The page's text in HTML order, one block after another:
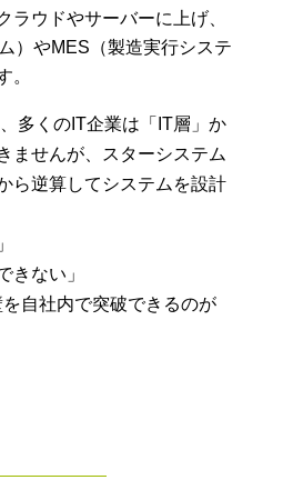
ラウドやサーバーに上げ、
）やMES（製造実行システ
。
多くのIT企業は「IT層」か
ませんが、スターシステム
ら逆算してシステムを設計
きない」
自社内で突破できるのが